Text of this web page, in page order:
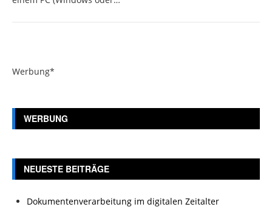
Werbung*
WERBUNG
NEUESTE BEITRÄGE
Dokumentenverarbeitung im digitalen Zeitalter